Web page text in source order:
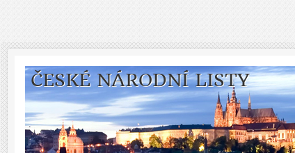
ČESKÉ NÁRODNÍ LISTY